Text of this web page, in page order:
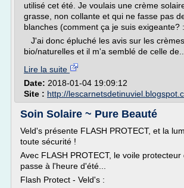
utilisé cet été. Je voulais une crème
grasse, non collante et qui ne fasse pas
blanches (comment ça je suis exigeante?
J'ai donc épluché les avis sur les
bio/naturelles et il m'a semblé de celle de...
Lire la suite
Date: 2018-01-04 19:09:12
Site : http://
Soin Solaire ~ Pure Beauté
Veld's présente FLASH PROTECT, et la
toute sécurité !
Avec FLASH PROTECT, le voile
passe à l'heure d'été...
Flash Protect - Veld's :